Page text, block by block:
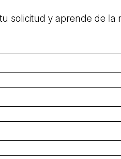
solicitud y aprende de la